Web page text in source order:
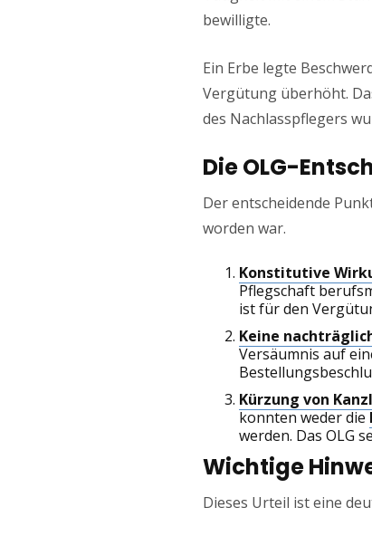
bewilligte.
Ein Erbe legte
Vergütung überhöht.
des Nachlasspflegers
Die OLG-
Der entscheidende
worden war.
Konstitutive
Pflegschaft
ist für den
Keine
Versäumnis auf
Kürzung von
konnten weder die
werden. Das OLG
Wichtige
Dieses Urteil ist eine